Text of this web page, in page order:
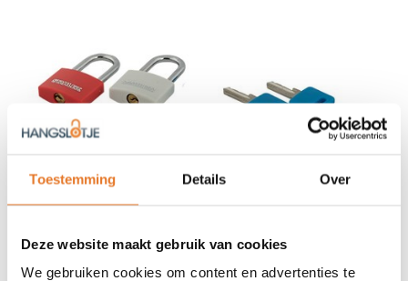
Toestemming Details Over
Deze website maakt gebruik van cookies
We gebruiken cookies om content en advertenties te
40mm Gekleurd Hoog
3,95
20mm Gekleurd Budget
2,35